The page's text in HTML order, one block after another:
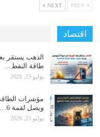
NEXT
اقتصاد
الذهب يستقر
طاقة النفط…
يوليو 23, 2026
مؤشرات
ويصل لقمة 6…
يوليو 23, 2026